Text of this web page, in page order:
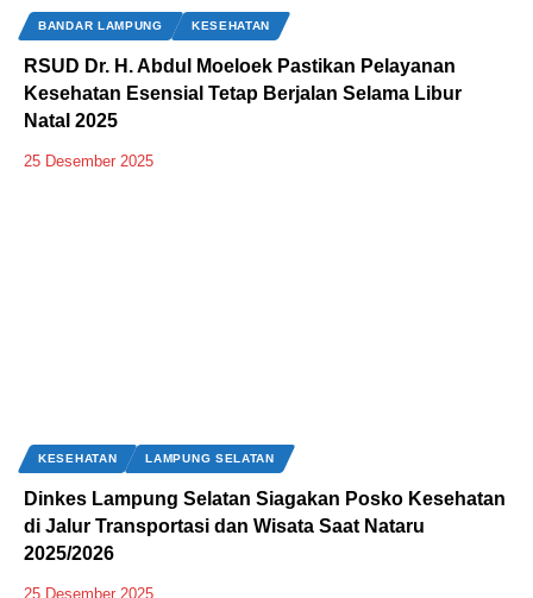
BANDAR LAMPUNG KESEHATAN
‎RSUD Dr. H. Abdul Moeloek Pastikan Pelayanan
Kesehatan Esensial Tetap Berjalan Selama Libur
Natal 2025
25 Desember 2025
KESEHATAN LAMPUNG SELATAN
Dinkes Lampung Selatan Siagakan Posko Kesehatan
di Jalur Transportasi dan Wisata Saat Nataru
2025/2026
25 Desember 2025